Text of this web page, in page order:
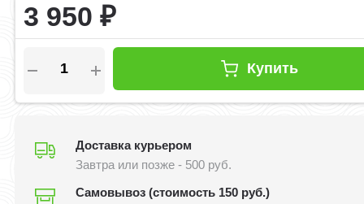
3 950₽
Купить
Доставка курьером
Завтра или позже - 500 руб.
Самовывоз (стоимость 150 руб.)